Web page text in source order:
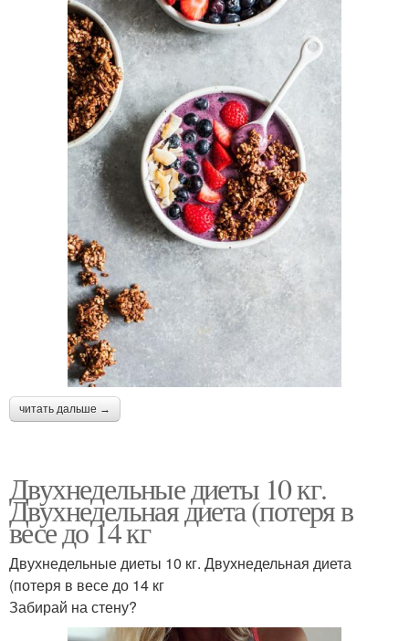
читать дальше →
Двухнедельные диеты 10 кг.
Двухнедельная диета (потеря в
весе до 14 кг
Двухнедельные диеты 10 кг. Двухнедельная диета
(потеря в весе до 14 кг
Забирай на стену?